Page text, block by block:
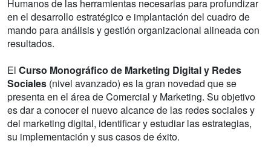
Humanos de las herramientas necesarias para profundizar
en el desarrollo estratégico e implantación del cuadro de
mando para análisis y gestión organizacional alineada con
resultados.
El Curso Monográfico de Marketing Digital y Redes
Sociales (nivel avanzado) es la gran novedad que se
presenta en el área de Comercial y Marketing. Su objetivo
es dar a conocer el nuevo alcance de las redes sociales y
del marketing digital, identificar y estudiar las estrategias,
su implementación y sus casos de éxito.